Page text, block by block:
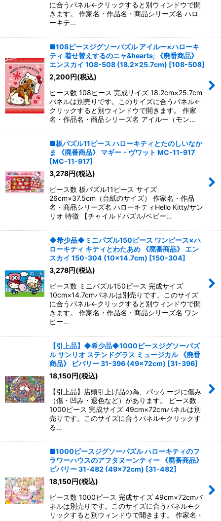
に合うパネル←クリックすると別ウィンドウで開
きます。 作家名・作品名・商品シリーズ名 ハロ
ーキテ…
■108ピースジグソーパズル アイルー×ハローキ
ティ 着せ替えするのニャ&hearts; 《廃番商品》
エンスカイ 108-508 (18.2×25.7cm) [108-508]
2,200円(税込)
ピース数 108ピース 完成サイズ 18.2cm×25.7cm
パネルは別売りです。このサイズに合うパネル←
クリックすると別ウィンドウで開きます。 作家
名・作品名・商品シリーズ名 アイルー（モン…
■板パズル11ピース ハローキティとたのしいなか
ま 《廃番商品》 マギー・ヴワット MC-11-917
[MC-11-917]
3,278円(税込)
ピース数 板パズル11ピース サイズ
26cm×37.5cm（台紙のサイズ） 作家名・作品
名・商品シリーズ名 ハローキティHello Kitty/サン
リオ 特徴 【チャイルドパズル/ベビー…
◆希少品◆ミニパズル150ピース ワンピース×ハ
ローキティ キティとわたあめ 《廃番商品》 エン
スカイ 150-304 (10×14.7cm) [150-304]
3,278円(税込)
ピース数 ミニパズル150ピース 完成サイズ
10cm×14.7cmパネルは別売りです。このサイズ
に合うパネル←クリックすると別ウィンドウで開
きます。 作家名・作品名・商品シリーズ名 ワン
ピー…
【引上品】◆希少品◆1000ピースジグソーパズ
ル サンリオ ステンドグラス ミュージカル 《廃番
商品》 ビバリー 31-396 (49×72cm) [31-396]
18,150円(税込)
【引上品】店頭引上げ品の為、パッケージに傷み
（傷・凹み・退色など）があります。 ピース数
1000ピース 完成サイズ 49cm×72cmパネルは別
売りです。このサイズに合うパネル←クリックす
る…
■1000ピースジグソーパズル ハローキティのフ
ラワーハウスのアフタヌーンティー 《廃番商品》
ビバリー 31-482 (49×72cm) [31-482]
18,150円(税込)
ピース数 1000ピース 完成サイズ 49cm×72cmパ
ネルは別売りです。このサイズに合うパネル←ク
リックすると別ウィンドウで開きます。 作家名・